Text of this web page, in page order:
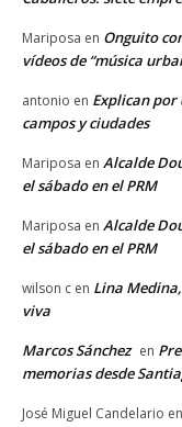
Mariposa en Onguito
vídeos de “música
antonio en Explican por
campos y ciudades
Mariposa en Alcalde
el sábado en el PRM
Mariposa en Alcalde
el sábado en el PRM
wilson c en Lina
viva
Marcos Sánchez en
memorias desde
José Miguel Candelario en